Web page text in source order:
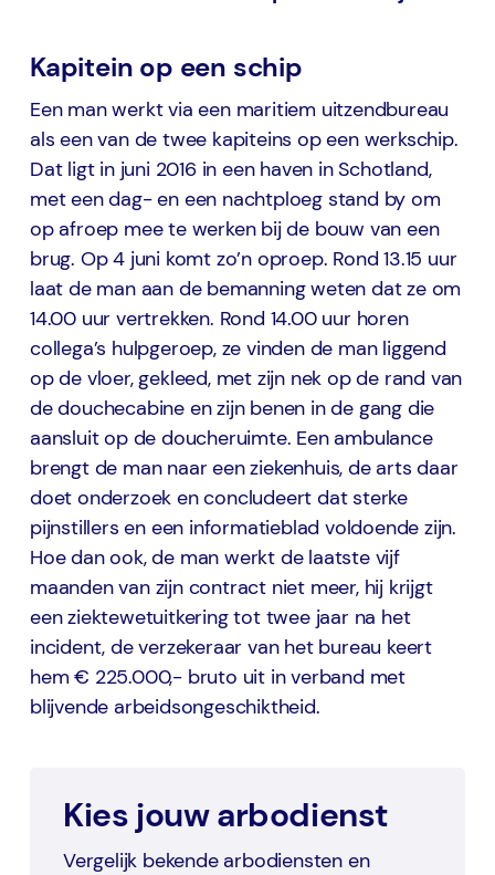
Kapitein op een schip
Een man werkt via een maritiem uitzendbureau
als een van de twee kapiteins op een werkschip.
Dat ligt in juni 2016 in een haven in Schotland,
met een dag- en een nachtploeg stand by om
op afroep mee te werken bij de bouw van een
brug. Op 4 juni komt zo’n oproep. Rond 13.15 uur
laat de man aan de bemanning weten dat ze om
14.00 uur vertrekken. Rond 14.00 uur horen
collega’s hulpgeroep, ze vinden de man liggend
op de vloer, gekleed, met zijn nek op de rand van
de douchecabine en zijn benen in de gang die
aansluit op de doucheruimte. Een ambulance
brengt de man naar een ziekenhuis, de arts daar
doet onderzoek en concludeert dat sterke
pijnstillers en een informatieblad voldoende zijn.
Hoe dan ook, de man werkt de laatste vijf
maanden van zijn contract niet meer, hij krijgt
een ziektewetuitkering tot twee jaar na het
incident, de verzekeraar van het bureau keert
hem € 225.000,- bruto uit in verband met
blijvende arbeidsongeschiktheid.
Kies jouw arbodienst
Vergelijk bekende arbodiensten en